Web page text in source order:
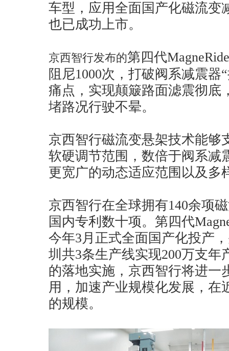
车型，应用全面国产化磁流变
也已成功上市。
京西智行发布的第四代
阻尼1000次，打破阀系减震器
痛点，实现颠簸路面滤震彻底
堵路况行驶不晕。
京西智行磁流变悬架技术能够
软硬调节范围，数倍于阀系减
更宽广的动态适应范围以及多
京西智行在全球拥有140余项
国内专利数十项。第四代
今年3月正式全面国产化投产
圳共3条生产线实现200万支年
的落地实施，京西智行将进一
用，加速产业规模化发展，在
的规模。